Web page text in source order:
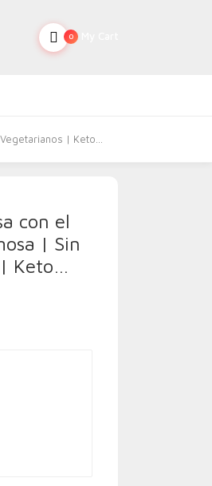
0
| Keto…
con el
| Sin
Keto…